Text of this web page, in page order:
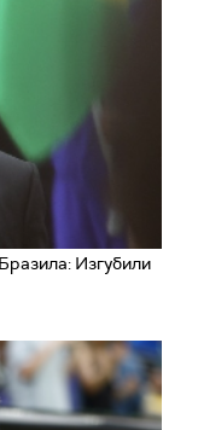
Изгубили